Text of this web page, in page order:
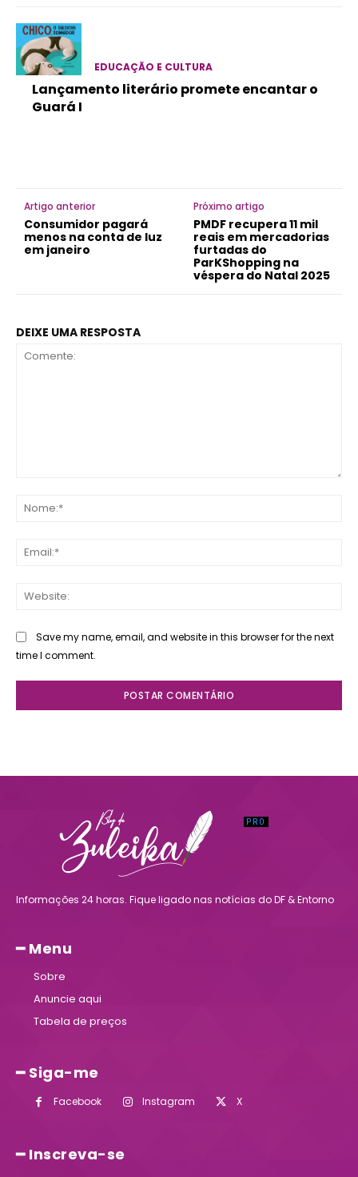
EDUCAÇÃO E CULTURA
Lançamento literário promete encantar o
Guará I
Artigo anterior
Consumidor pagará
menos na conta de luz
em janeiro
Próximo artigo
PMDF recupera 11 mil
reais em mercadorias
furtadas do
ParKShopping na
véspera do Natal 2025
DEIXE UMA RESPOSTA
Save my name, email, and website in this browser for the next
time I comment.
Informações 24 horas. Fique ligado nas notícias do DF & Entorno
━ Menu
Sobre
Anuncie aqui
Tabela de preços
━ Siga-me
Facebook Instagram X
━ Inscreva-se